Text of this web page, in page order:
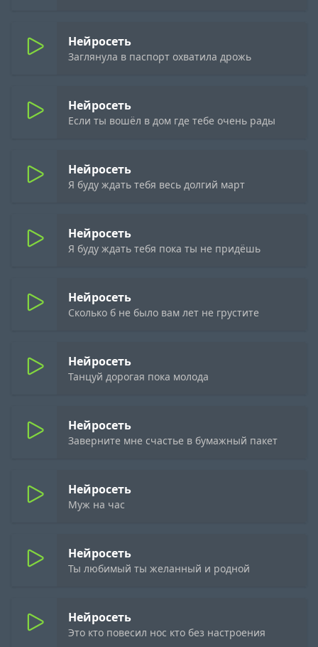
Нейросеть
Заглянула в паспорт охватила дрожь
Нейросеть
Если ты вошёл в дом где тебе очень рады
Нейросеть
Я буду ждать тебя весь долгий март
Нейросеть
Я буду ждать тебя пока ты не придёшь
Нейросеть
Сколько б не было вам лет не грустите
Нейросеть
Танцуй дорогая пока молода
Нейросеть
Заверните мне счастье в бумажный пакет
Нейросеть
Муж на час
Нейросеть
Ты любимый ты желанный и родной
Нейросеть
Это кто повесил нос кто без настроения